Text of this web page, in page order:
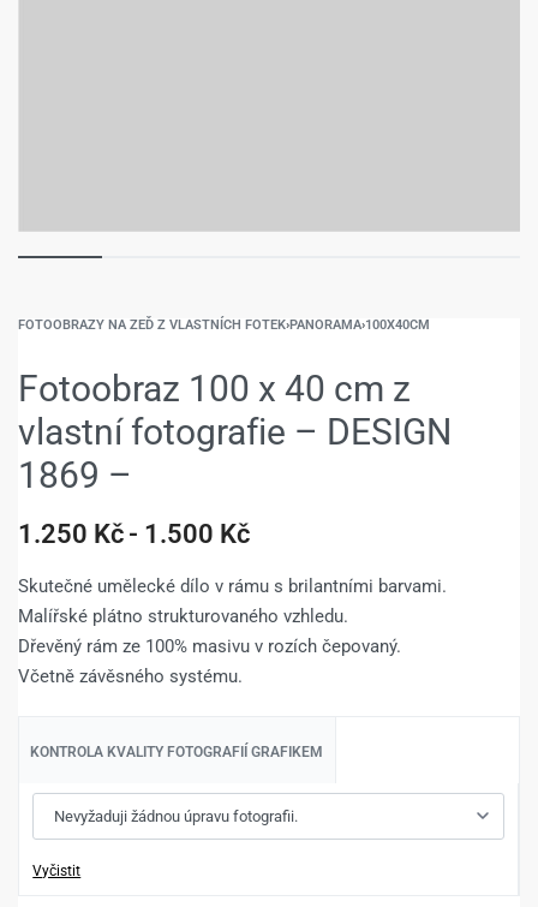
FOTOOBRAZY NA ZEĎ Z VLASTNÍCH FOTEK›PANORAMA›100X40CM
Fotoobraz 100 x 40 cm z
vlastní fotografie – DESIGN
1869 –
1.250 Kč 1.500 Kč
Skutečné umělecké dílo v rámu s brilantními barvami.
Malířské plátno strukturovaného vzhledu.
Dřevěný rám ze 100% masivu v rozích čepovaný.
Včetně závěsného systému.
KONTROLA KVALITY FOTOGRAFIÍ GRAFIKEM
Vyčistit